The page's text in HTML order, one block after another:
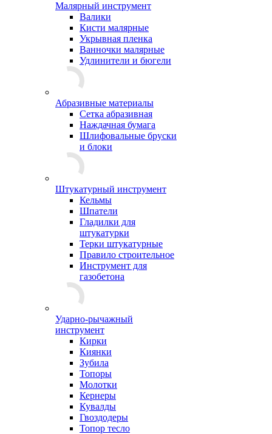
Малярный инструмент
Валики
Кисти малярные
Укрывная пленка
Ванночки малярные
Удлинители и бюгели
Абразивные материалы
Сетка абразивная
Наждачная бумага
Шлифовальные бруски
и блоки
Штукатурный инструмент
Кельмы
Шпатели
Гладилки для
штукатурки
Терки штукатурные
Правило строительное
Инструмент для
газобетона
Ударно-рычажный
инструмент
Кирки
Киянки
Зубила
Топоры
Молотки
Кернеры
Кувалды
Гвоздодеры
Топор тесло